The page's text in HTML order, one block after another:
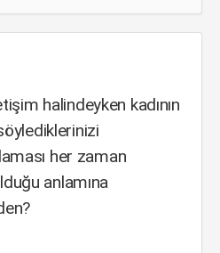
halindeyken kadının
her zaman
anlamına